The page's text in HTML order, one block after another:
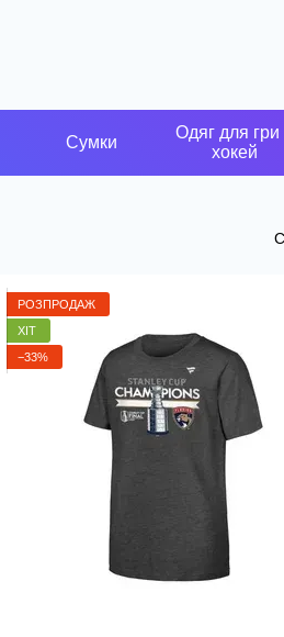
Сумки
Одяг для гри
хокей
РОЗПРОДАЖ
ХІТ
−33%